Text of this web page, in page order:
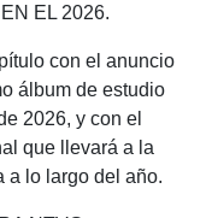
EL 2026.
con el anuncio
álbum de estudio
2026, y con el
que llevará a la
a lo largo del año.